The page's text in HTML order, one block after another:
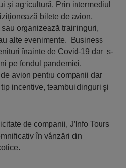
şi agricultură. Prin intermediul
bilete de avion,
organizează traininguri,
alte evenimente. Business
înainte de Covid-19 dar s-
pe fondul pandemiei.
avion pentru companii dar
incentive, teambuildinguri şi
de companii, J’Info Tours
în vânzări din